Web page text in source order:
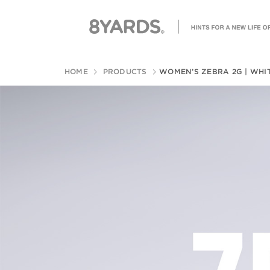
HOME PRODUCTS WOMEN’S ZEBRA 2G |